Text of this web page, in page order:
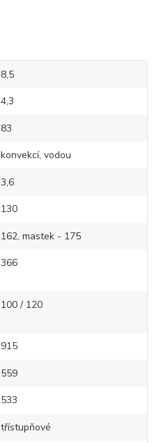
8,5
4,3
83
konvekcí, vodou
3,6
130
162, mastek - 175
366
100 / 120
915
559
533
třístupňové